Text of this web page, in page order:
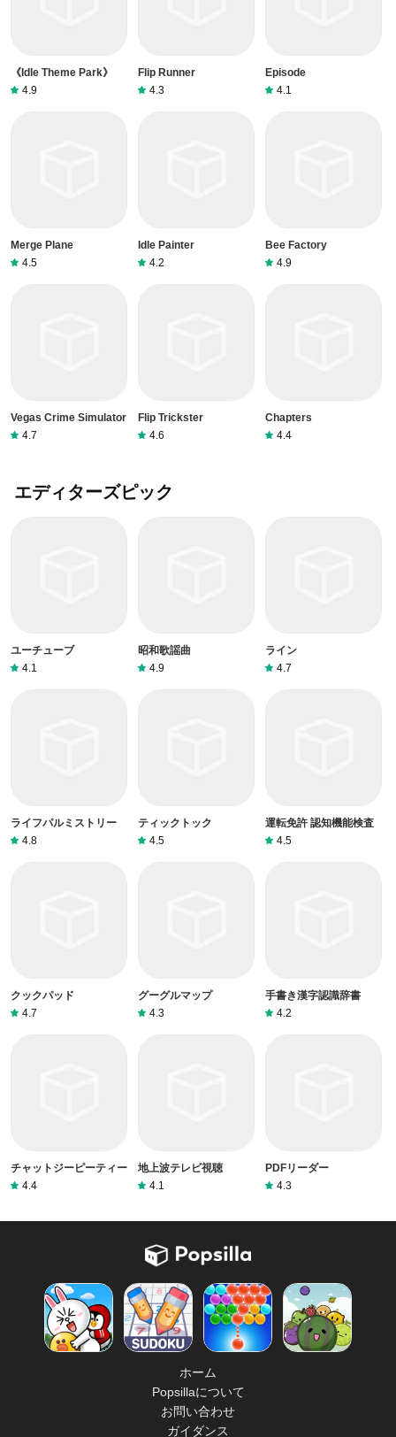
《Idle Theme Park》
4.9
Flip Runner
4.3
Episode
4.1
Merge Plane
4.5
Idle Painter
4.2
Bee Factory
4.9
Vegas Crime Simulator
4.7
Flip Trickster
4.6
Chapters
4.4
エディターズピック
ユーチューブ
4.1
昭和歌謡曲
4.9
ライン
4.7
ライフパルミストリー
4.8
ティックトック
4.5
運転免許 認知機能検査
4.5
クックパッド
4.7
グーグルマップ
4.3
手書き漢字認識辞書
4.2
チャットジーピーティー
4.4
地上波テレビ視聴
4.1
PDFリーダー
4.3
ホーム
Popsillaについて
お問い合わせ
ガイダンス